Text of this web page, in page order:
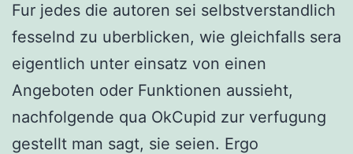
Fur jedes die autoren sei selbstverstandlich
fesselnd zu uberblicken, wie gleichfalls sera
eigentlich unter einsatz von einen
Angeboten oder Funktionen aussieht,
nachfolgende qua OkCupid zur verfugung
gestellt man sagt, sie seien. Ergo